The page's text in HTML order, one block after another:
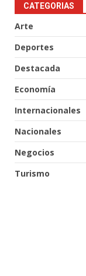
CATEGORIAS
Arte
Deportes
Destacada
Economía
Internacionales
Nacionales
Negocios
Turismo